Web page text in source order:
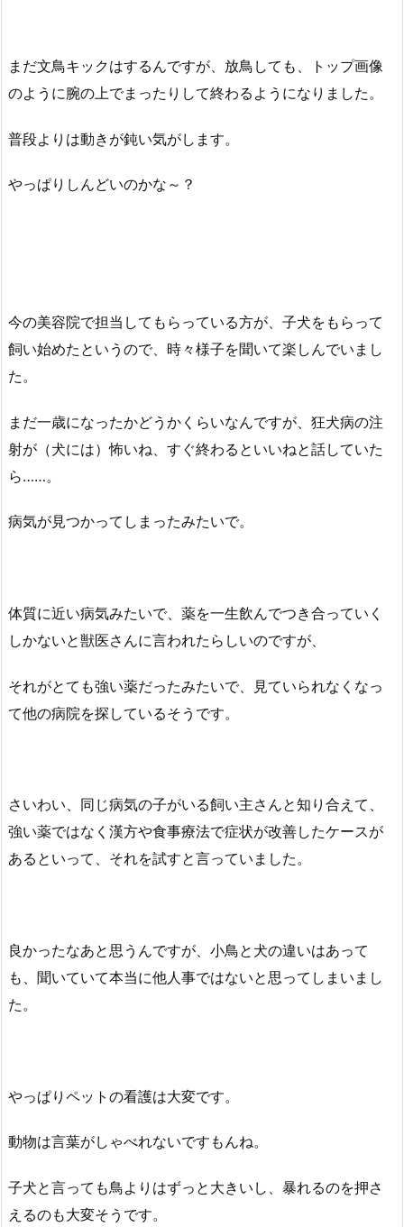
まだ文鳥キックはするんですが、放鳥しても、トップ画像
のように腕の上でまったりして終わるようになりました。
普段よりは動きが鈍い気がします。
やっぱりしんどいのかな～？
今の美容院で担当してもらっている方が、子犬をもらって
飼い始めたというので、時々様子を聞いて楽しんでいまし
た。
まだ一歳になったかどうかくらいなんですが、狂犬病の注
射が（犬には）怖いね、すぐ終わるといいねと話していた
ら……。
病気が見つかってしまったみたいで。
体質に近い病気みたいで、薬を一生飲んでつき合っていく
しかないと獣医さんに言われたらしいのですが、
それがとても強い薬だったみたいで、見ていられなくなっ
て他の病院を探しているそうです。
さいわい、同じ病気の子がいる飼い主さんと知り合えて、
強い薬ではなく漢方や食事療法で症状が改善したケースが
あるといって、それを試すと言っていました。
良かったなあと思うんですが、小鳥と犬の違いはあって
も、聞いていて本当に他人事ではないと思ってしまいまし
た。
やっぱりペットの看護は大変です。
動物は言葉がしゃべれないですもんね。
子犬と言っても鳥よりはずっと大きいし、暴れるのを押さ
えるのも大変そうです。